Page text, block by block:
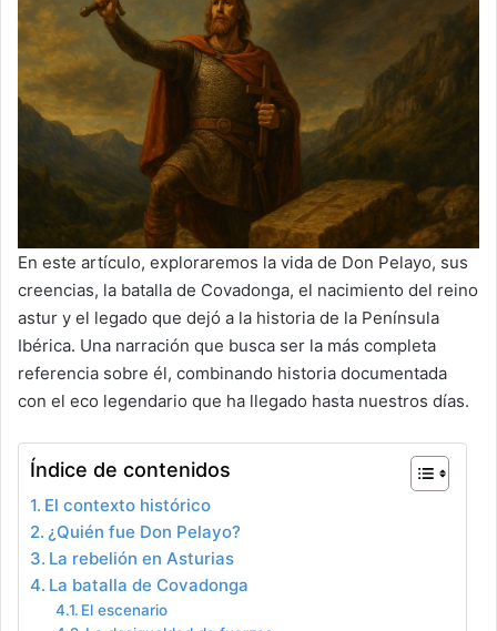
En este artículo, exploraremos la vida de Don Pelayo, sus
creencias, la batalla de Covadonga, el nacimiento del reino
astur y el legado que dejó a la historia de la Península
Ibérica. Una narración que busca ser la más completa
referencia sobre él, combinando historia documentada
con el eco legendario que ha llegado hasta nuestros días.
Índice de contenidos
El contexto histórico
¿Quién fue Don Pelayo?
La rebelión en Asturias
La batalla de Covadonga
El escenario